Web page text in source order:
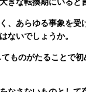
、あらゆる事象を
ないでしょうか。
ものがたることで